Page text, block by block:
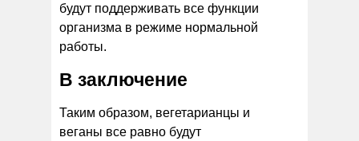
будут поддерживать все функции
организма в режиме нормальной
работы.
В заключение
Таким образом, вегетарианцы и
веганы все равно будут